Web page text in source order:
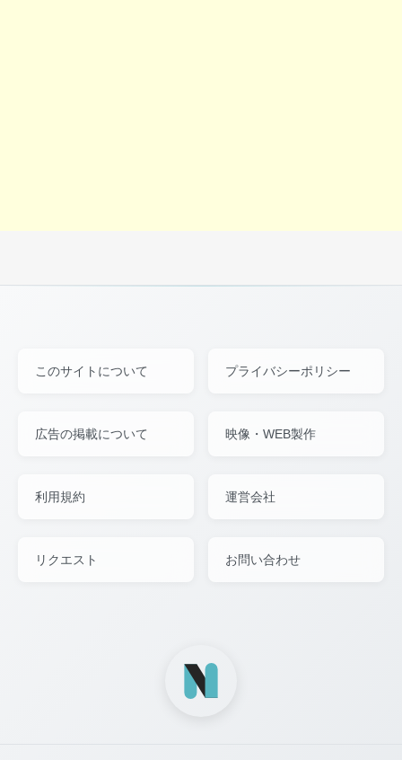
このサイトについて プライバシーポリシー
広告の掲載について 映像・WEB製作
利用規約 運営会社
リクエスト お問い合わせ